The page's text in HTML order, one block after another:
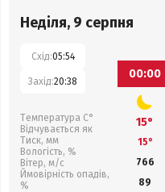
Неділя, 9 серпня
Схід:05:54
Захід:20:38
Температура С°
Відчувається як
Тиск, мм
Вологість, %
Вітер, м/с
Ймовірність опадів,
%
00:00
15°
15°
766
89